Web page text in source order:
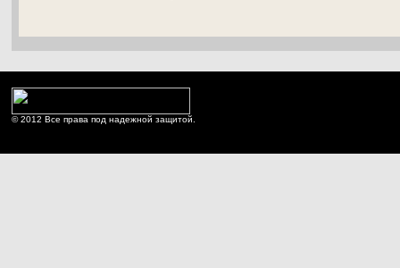
© 2012 Все права под надежной защитой.